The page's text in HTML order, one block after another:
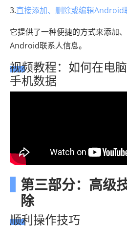
3.直接添加、删除或编辑Android
它提供了一种便捷的方式来添加
Android联系人信息。
视频教程：如何在电
手机数据
第三部分：高级
除
顺利操作技巧